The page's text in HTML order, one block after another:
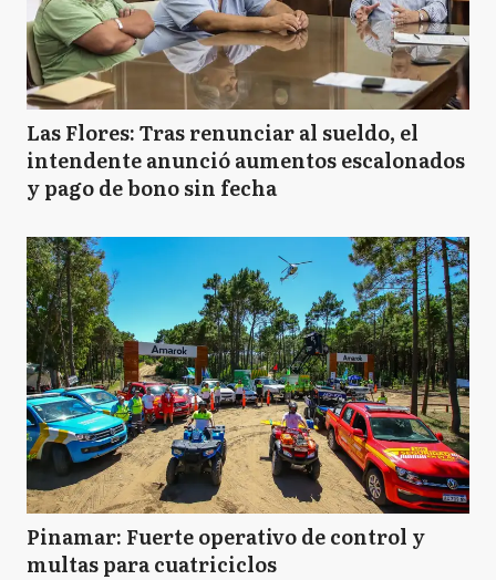
Las Flores: Tras renunciar al sueldo, el
intendente anunció aumentos escalonados
y pago de bono sin fecha
Pinamar: Fuerte operativo de control y
multas para cuatriciclos